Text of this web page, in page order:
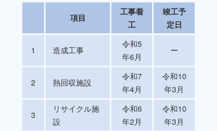
項目
工事着
工
竣工予
定日
1 造成工事
令和5
年6月
ー
2 熱回収施設
令和7
年4月
令和10
年3月
3
リサイクル施
設
令和6
年2月
令和10
年3月